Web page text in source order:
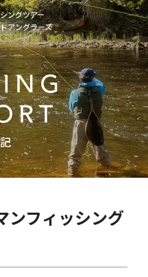
ングツアー
アングラーズ
ンフィッシング